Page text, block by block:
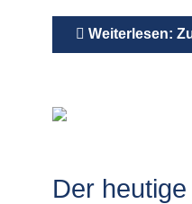
Weiterlesen:
Der